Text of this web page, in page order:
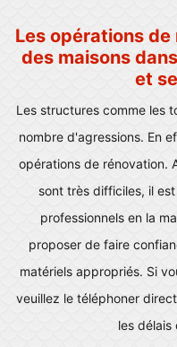
Les opérations
des maisons
et
Les structures comme les
nombre d'agressions. En
opérations de rénovation.
sont très difficiles, il
professionnels en la
proposer de faire
matériels appropriés. Si
veuillez le téléphoner
les délais